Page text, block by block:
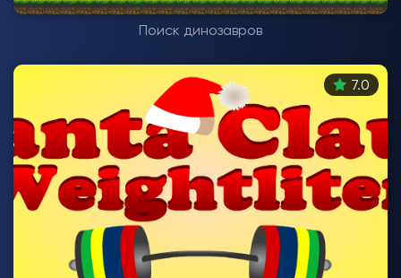
Поиск динозавров
7.0